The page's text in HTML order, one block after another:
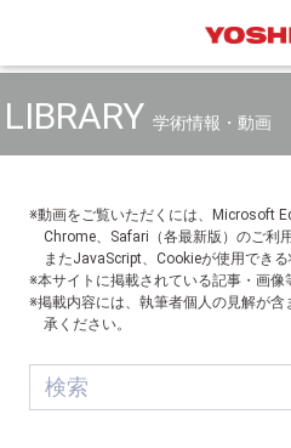
LIBRARY 学術情報・動画
※動画をご覧いただくには、Microsoft
Chrome、Safari（各最新版）のご利
またJavaScript、Cookieが使用できる
※本サイトに掲載されている記事・画像
※掲載内容には、執筆者個人の見解が
承ください。